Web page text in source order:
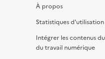
À propos
Statistiques d'utilisation
Intégrer les contenus
du travail numérique